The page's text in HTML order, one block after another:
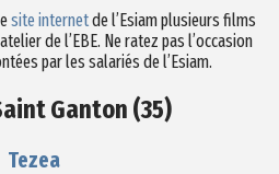
site internetde l’Esiam plusieurs films
de l’EBE. Ne ratez pas l’occasion
par les salariés de l’Esiam.
Ganton (35)
Tezea